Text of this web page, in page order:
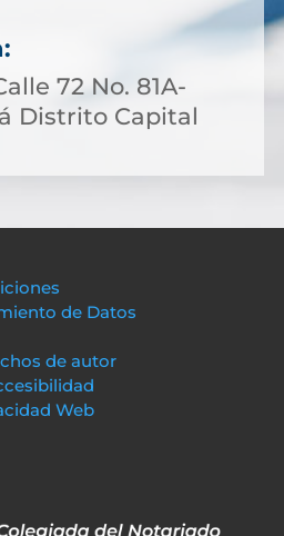
72 No. 81A-
Distrito Capital
de Datos
de autor
Web